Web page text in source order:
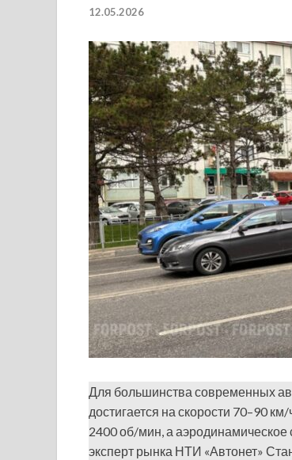
12.05.2026
Для большинства современных
достигается на скорости 70–90
2400 об/мин, а
эксперт рынка НТИ «Автонет»